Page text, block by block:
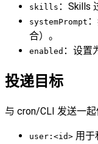
skills ：Skills
systemPrompt
合）。
enabled ：设置
投递目标
与 cron/CLI 发送一起
user:<id> 用于